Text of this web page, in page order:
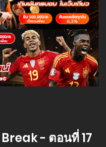
- ตอนที่ 17